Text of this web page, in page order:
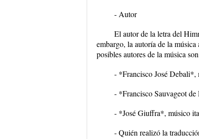
- Autor
El autor de la letra del
embargo, la autoría de la
posibles autores de la música
- *Francisco José Debali*,
- *Francisco Sauvageot
- *José Giuffra*, músico
- Quién realizó la